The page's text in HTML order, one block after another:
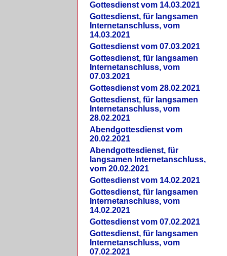
Gottesdienst vom 14.03.2021
Gottesdienst, für langsamen
Internetanschluss, vom
14.03.2021
Gottesdienst vom 07.03.2021
Gottesdienst, für langsamen
Internetanschluss, vom
07.03.2021
Gottesdienst vom 28.02.2021
Gottesdienst, für langsamen
Internetanschluss, vom
28.02.2021
Abendgottesdienst vom
20.02.2021
Abendgottesdienst, für
langsamen Internetanschluss,
vom 20.02.2021
Gottesdienst vom 14.02.2021
Gottesdienst, für langsamen
Internetanschluss, vom
14.02.2021
Gottesdienst vom 07.02.2021
Gottesdienst, für langsamen
Internetanschluss, vom
07.02.2021